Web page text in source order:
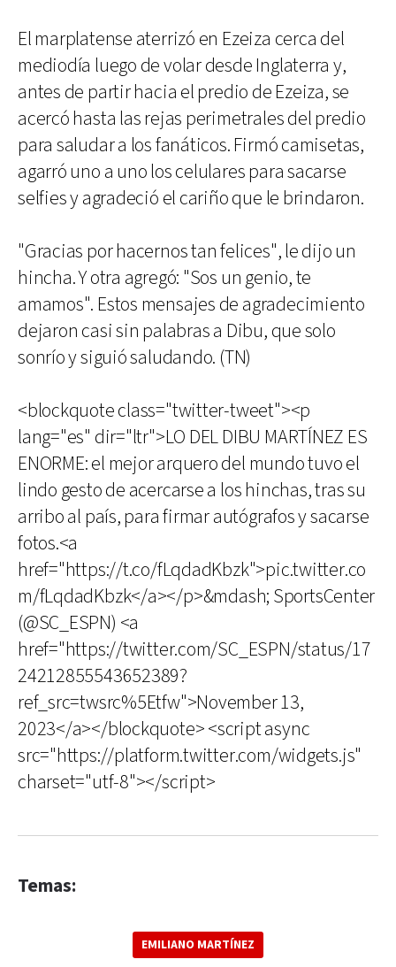
El marplatense aterrizó en Ezeiza cerca del
mediodía luego de volar desde Inglaterra y,
antes de partir hacia el predio de Ezeiza, se
acercó hasta las rejas perimetrales del predio
para saludar a los fanáticos. Firmó camisetas,
agarró uno a uno los celulares para sacarse
selfies y agradeció el cariño que le brindaron.
"Gracias por hacernos tan felices", le dijo un
hincha. Y otra agregó: "Sos un genio, te
amamos". Estos mensajes de agradecimiento
dejaron casi sin palabras a Dibu, que solo
sonrío y siguió saludando. (TN)
<blockquote class="twitter-tweet"><p
lang="es" dir="ltr">LO DEL DIBU MARTÍNEZ ES
ENORME: el mejor arquero del mundo tuvo el
lindo gesto de acercarse a los hinchas, tras su
arribo al país, para firmar autógrafos y sacarse
fotos.<a
href="https://t.co/fLqdadKbzk">pic.twitter.co
m/fLqdadKbzk</a></p>&mdash; SportsCenter
(@SC_ESPN) <a
href="https://twitter.com/SC_ESPN/status/17
24212855543652389?
ref_src=twsrc%5Etfw">November 13,
2023</a></blockquote> <script async
src="https://platform.twitter.com/widgets.js"
charset="utf-8"></script>
Temas:
EMILIANO MARTÍNEZ